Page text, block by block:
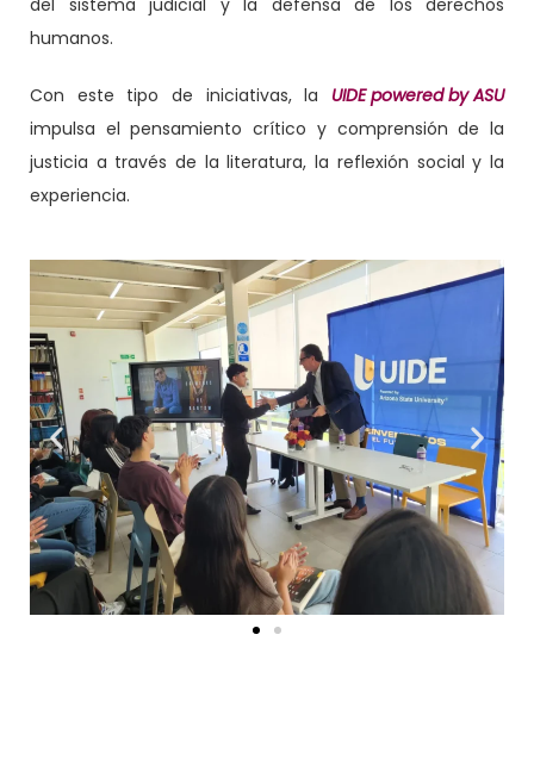
humanos.
Con este tipo de iniciativas, la UIDE powered by ASU
impulsa el pensamiento crítico y comprensión de la
justicia a través de la literatura, la reflexión social y la
experiencia.